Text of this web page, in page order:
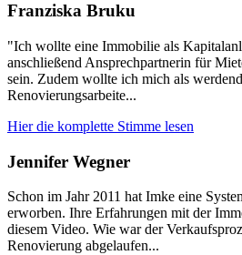
Franziska Bruku
"Ich wollte eine Immobilie als
anschließend Ansprechpartnerin für
sein. Zudem wollte ich mich als
Renovierungsarbeite...
Hier die komplette Stimme lesen
Jennifer Wegner
Schon im Jahr 2011 hat Imke eine
erworben. Ihre Erfahrungen mit der
diesem Video. Wie war der
Renovierung abgelaufen...